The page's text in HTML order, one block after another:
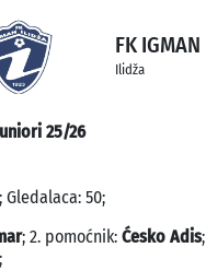
FK IGMAN
Ilidža
25/26
Gledalaca: 50;
; 2. pomoćnik: Ćesko Adis;